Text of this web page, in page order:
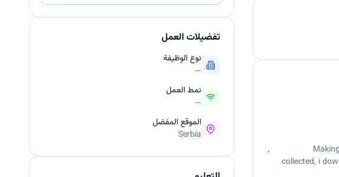
collected, i
تفضيلات العمل
نوع الوظيفة
—
نمط العمل
—
الموقع المفضل
Serbia